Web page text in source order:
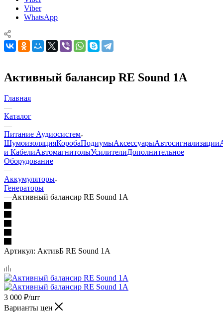
Viber
WhatsApp
Активный балансир RE Sound 1A
Главная
—
Каталог
—
Питание Аудиосистем
ШумоизоляцияКоробаПодиумыАксессуарыАвтосигнализации
и КабелиАвтомагнитолыУсилителиДополнительное
Оборудование
—
Аккумуляторы
Генераторы
—Активный балансир RE Sound 1A
Артикул: АктивБ RE Sound 1A
3 000 ₽/шт
Варианты цен